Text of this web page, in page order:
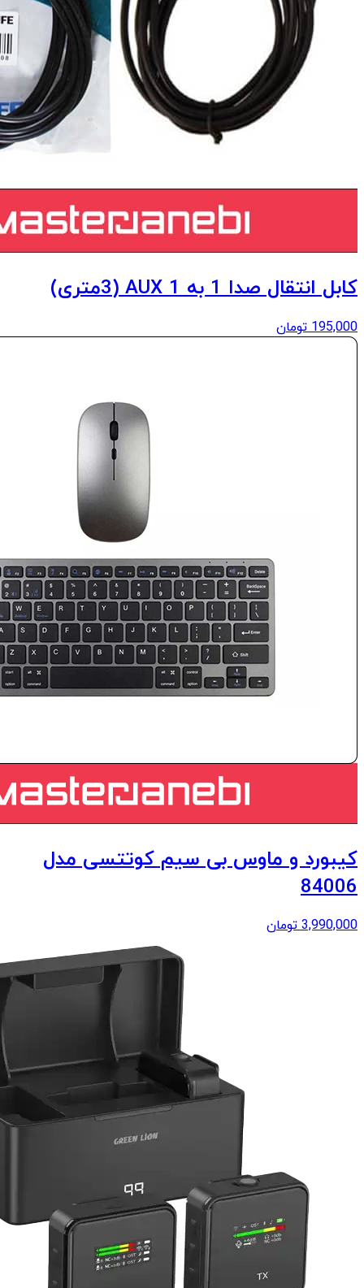
کابل انتقال صدا 1 به 1 AUX (3متری)
195,000 تومان
کیبورد و ماوس بی سیم کوتتسی مدل
84006
3,990,000 تومان